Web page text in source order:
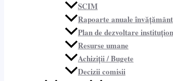
SCIM
Rapoarte anuale învățământ
Plan de dezvoltare
Resurse umane
Achiziții / Bugete
Decizii comisii